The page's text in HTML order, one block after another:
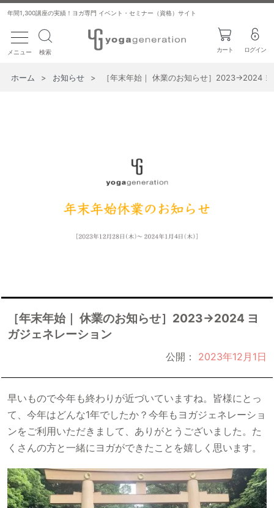
年間1,300講座の実績！ヨガ専門 イベント・セミナー（資格）サイト
toggle navigation
メニュー 検索 カート ログイン
ホーム > お知らせ > ［年末年始｜ 休業のお知らせ］2023→2024
［年末年始｜ 休業のお知らせ］2023→2024 ヨ
ガジェネレーション
公開： 2023年12月1日
早いもので今年も終わりが近づいていますね。皆様にとっ
て、今年はどんな1年でしたか？今年もヨガジェネレーショ
ンをご利用いただきまして、ありがとうございました。た
くさんの方と一緒にヨガができたことを嬉しく思います。